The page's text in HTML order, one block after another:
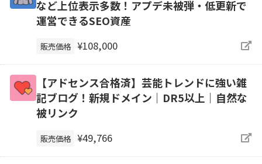
など上位表示多数！アプデ未被弾・低更新で
運営できるSEO資産
販売価格 ¥108,000
【アドセンス合格済】芸能トレンドに強い雑
記ブログ！新規ドメイン｜DR5以上｜自然な
被リンク
販売価格 ¥49,766